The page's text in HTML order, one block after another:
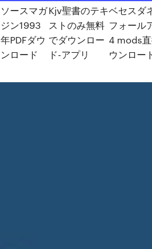
ソースマガ
ジン1993
年PDFダウ
ンロード
Kjv聖書のテキ
ストのみ無料
でダウンロー
ド-アプリ
ベセスダ
フォール
4 mods
ウンロー